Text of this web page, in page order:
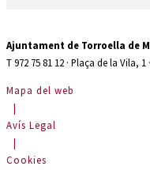
Ajuntament de Torroella de
T 972 75 81 12 · Plaça de la Vila,
Mapa del web
|
Avís Legal
|
Cookies